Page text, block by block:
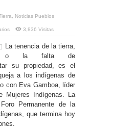
Noticias Pueblos
3,836 Visitas
La tenencia de la tierra,
o la falta de
su propiedad, es el
a los indígenas de
con Eva Gamboa, líder
Mujeres Indígenas. La
Permanente de la
que termina hoy